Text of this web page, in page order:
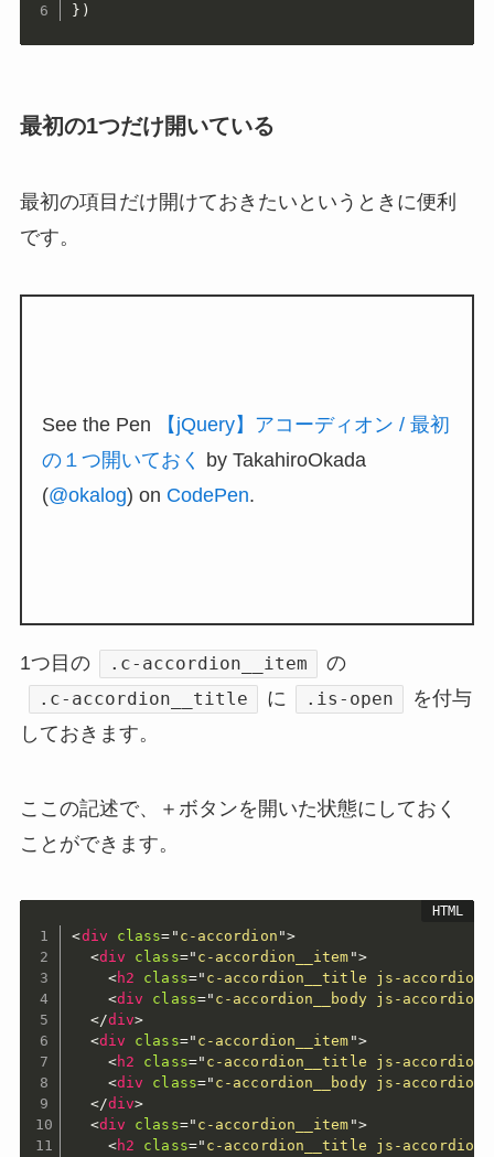
} )
最初の1つだけ開いている
最初の項目だけ開けておきたいというときに便利
です。
See the Pen
【jQuery】アコーディオン / 最初
の１つ開いておく by TakahiroOkada
(@okalog) on CodePen.
1つ目の .c-accordion__item の
.c-accordion__title に .is-open
を付与
しておきます。
ここの記述で、＋ボタンを開いた状態にしておく
ことができます。
<div class= " c-accordion ">
<div class=" c-accordion__item ">
<h2 class=" c-accordion__title js-
<div class=" c-accordion__body js-
</div>
<div class=" c-accordion__item ">
<h2 class=" c-accordion__title js-
<div class=" c-accordion__body js-
</div>
<div class=" c-accordion__item ">
<h2 class=" c-accordion__title js-